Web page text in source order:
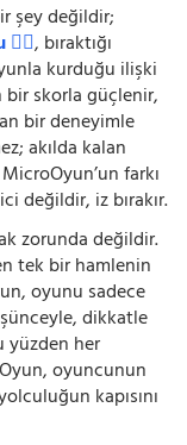
şey değildir;
, bıraktığı
kurduğu ilişki
bir skorla güçlenir,
bir deneyimle
akılda kalan
farkı
değildir, iz bırakır.
zorunda değildir.
tek bir hamlenin
oyunu sadece
dikkatle
yüzden her
oyuncunun
kapısını